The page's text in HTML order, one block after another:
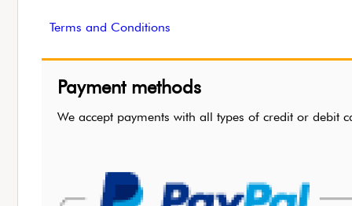
Terms and Conditions
Payment methods
We accept payments with all types of credit or debit